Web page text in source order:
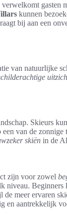
gasten
kunnen
bij aan een
van natuurlijke
Skieurs
van de
skiën in de
zijn voor zowel
niveau. Beginners
meer ervaren
en aantrekkelijk